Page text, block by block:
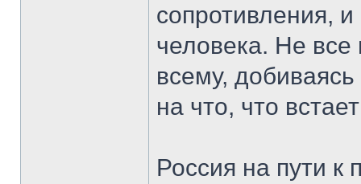
сопротивления,
человека. Не все
всему,
на что, что
Россия на пути